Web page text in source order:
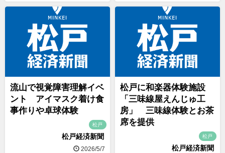
流山で視覚障害理解イベ
ント アイマスク着け食
事作りや卓球体験
松戸
松戸経済新聞
2026/5/7
松戸に和楽器体験施設
「三味線屋えんじゅ工
房」 三味線体験とお茶
席を提供
松戸
松戸経済新聞